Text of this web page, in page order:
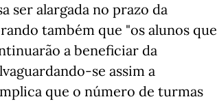
ser alargada no prazo da
também que "os alunos que
a beneficiar da
se assim a
que o número de turmas